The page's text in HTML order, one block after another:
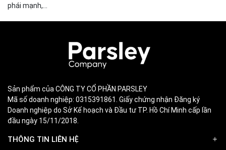
phái mạnh,...
Sản phẩm của CÔNG TY CỔ PHẦN PARSLEY
Mã số doanh nghiệp: 0315391861. Giấy chứng nhận Đăng ký
Doanh nghiệp do Sở Kế hoạch và Đầu tư TP. Hồ Chí Minh cấp lần
đầu ngày 15/11/2018.
THÔNG TIN LIÊN HỆ